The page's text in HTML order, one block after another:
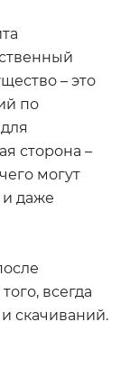
– это
по
сторона –
могут
и даже
всегда
скачиваний.